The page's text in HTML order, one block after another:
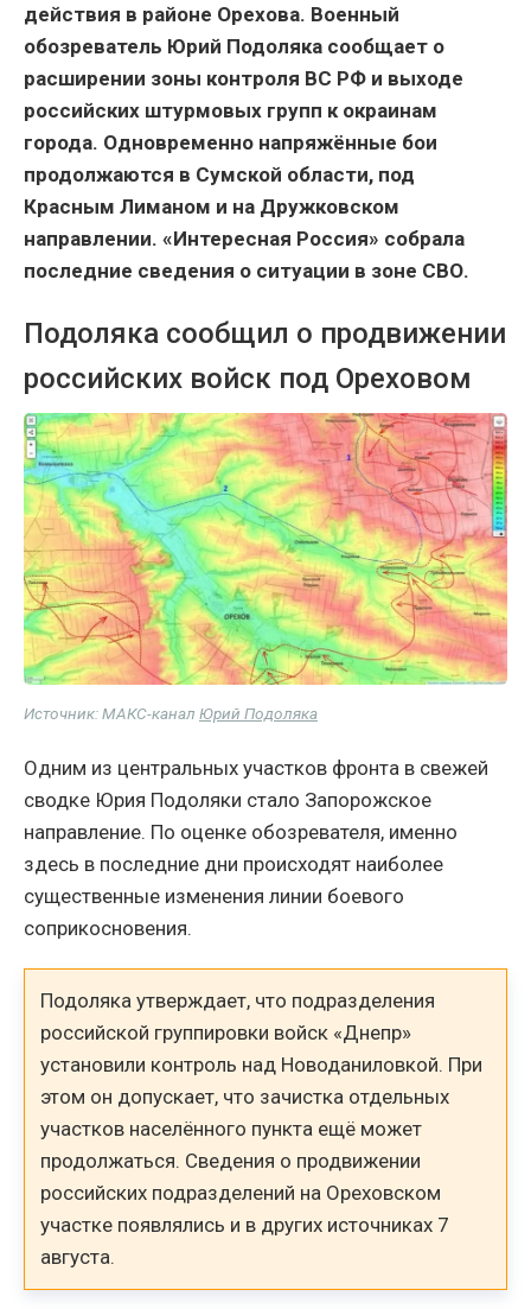
действия в районе Орехова. Военный
обозреватель Юрий Подоляка сообщает о
расширении зоны контроля ВС РФ и выходе
российских штурмовых групп к окраинам
города. Одновременно напряжённые бои
продолжаются в Сумской области, под
Красным Лиманом и на Дружковском
направлении. «Интересная Россия» собрала
последние сведения о ситуации в зоне СВО.
Подоляка сообщил о продвижении
российских войск под Ореховом
Источник: МАКС-канал Юрий Подоляка
Одним из центральных участков фронта в свежей
сводке Юрия Подоляки стало Запорожское
направление. По оценке обозревателя, именно
здесь в последние дни происходят наиболее
существенные изменения линии боевого
соприкосновения.
Подоляка утверждает, что подразделения
российской группировки войск «Днепр»
установили контроль над Новоданиловкой. При
этом он допускает, что зачистка отдельных
участков населённого пункта ещё может
продолжаться. Сведения о продвижении
российских подразделений на Ореховском
участке появлялись и в других источниках 7
августа.